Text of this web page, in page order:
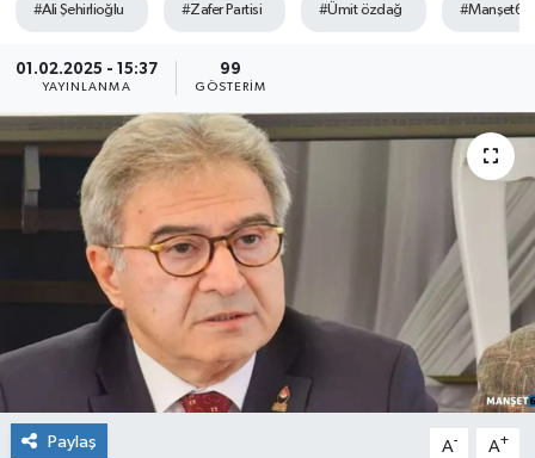
#Ali Şehirlioğlu #Zafer Partisi #Ümit özdağ #Manşet67
01.02.2025 - 15:37
YAYINLANMA
99
GÖSTERIM
Paylaş A- A+
Magazin
Medya
Mizah
Röportaj
Teknoloji